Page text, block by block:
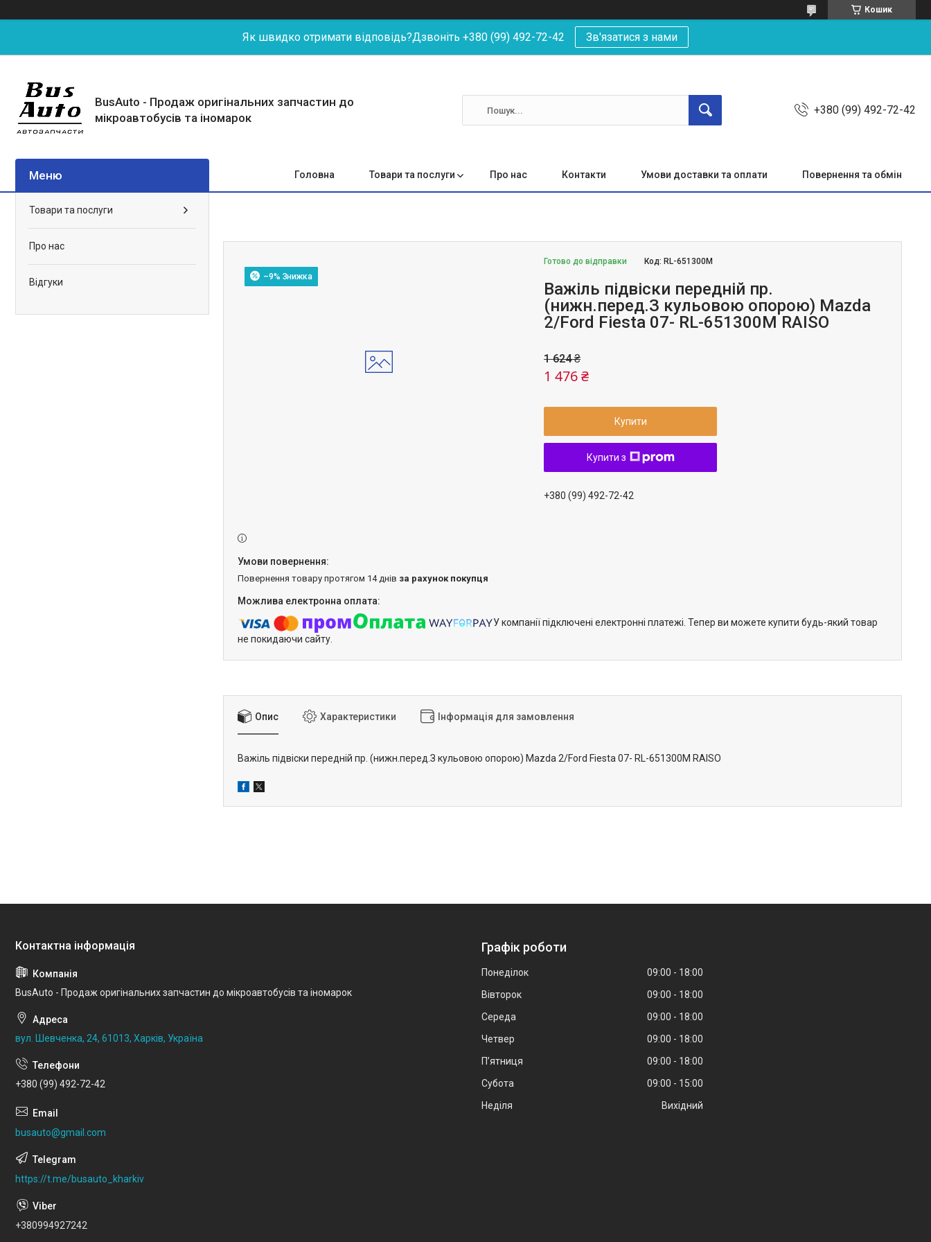
Кошик
Як швидко отримати відповідь?Дзвоніть +380 (99) 492-72-42 Зв'язатися з нами
BusAuto - Продаж оригінальних запчастин до
мікроавтобусів та іномарок
+380 (99) 492-72-42
Головна Товари та послуги Про нас Контакти Умови доставки та оплати Повернення та обмін
–9%
Готово до відправки Код: RL-651300M
Важіль підвіски передній пр.
(нижн.перед.З кульовою опорою) Mazda
2/Ford Fiesta 07- RL-651300M RAISO
1 624 ₴
1 476 ₴
Купити
Купити з
+380 (99) 492-72-42
повернення товару протягом 14 днів за рахунок покупця
У компанії підключені електронні платежі. Тепер ви можете купити будь-який товар
не покидаючи сайту.
Опис Характеристики Інформація для замовлення
Важіль підвіски передній пр. (нижн.перед.З кульовою опорою) Mazda 2/Ford Fiesta 07- RL-651300M RAISO
Товари та послуги
Про нас
Відгуки
BusAuto - Продаж оригінальних запчастин до мікроавтобусів та іномарок
вул. Шевченка, 24, 61013, Харків, Україна
+380 (99) 492-72-42
busauto@gmail.com
https://t.me/busauto_kharkiv
+380994927242
Графік роботи
Понеділок 09:00
18:00
Вівторок
09:00
18:00
Середа
09:00
18:00
Четвер
09:00
18:00
Пʼятниця
09:00
18:00
Субота
09:00
15:00
Неділя
Вихідний